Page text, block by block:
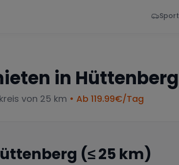
in Hüttenberg
von 25 km • Ab 119.99€/Tag
(≤ 25 km)